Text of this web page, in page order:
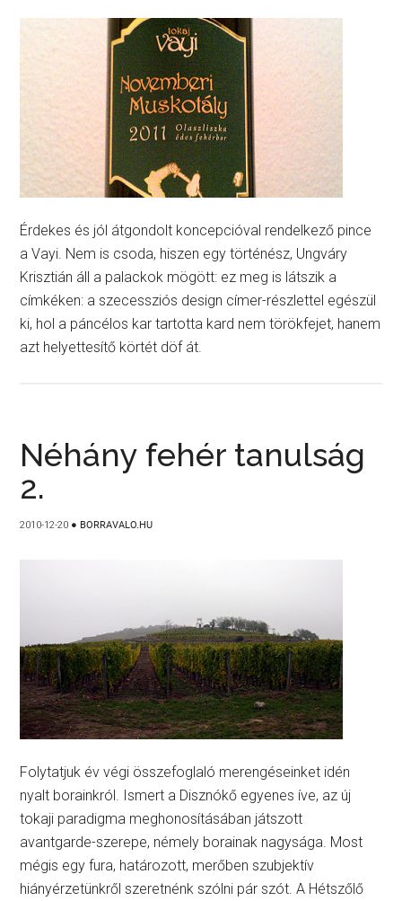
Érdekes és jól átgondolt koncepcióval rendelkező pince
a Vayi. Nem is csoda, hiszen egy történész, Ungváry
Krisztián áll a palackok mögött: ez meg is látszik a
címkéken: a szecessziós design címer-részlettel egészül
ki, hol a páncélos kar tartotta kard nem törökfejet, hanem
azt helyettesítő körtét döf át.
Néhány fehér tanulság
2.
2010-12-20 ● BORRAVALO.HU
Folytatjuk év végi összefoglaló merengéseinket idén
nyalt borainkról. Ismert a Disznókő egyenes íve, az új
tokaji paradigma meghonosításában játszott
avantgarde-szerepe, némely borainak nagysága. Most
mégis egy fura, határozott, merőben szubjektív
hiányérzetünkről szeretnénk szólni pár szót. A Hétszőlő